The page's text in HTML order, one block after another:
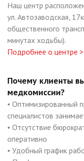
Наш центр
ул. Автозаводская,
общественного
минутах ходьбы).
Подробнее о центре
Почему клиенты
медкомиссии?
• Оптимизированный
специалистов
• Отсутствие
оперативно
• Удобный график